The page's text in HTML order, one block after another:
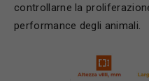
controllarne la
performance degli animali.